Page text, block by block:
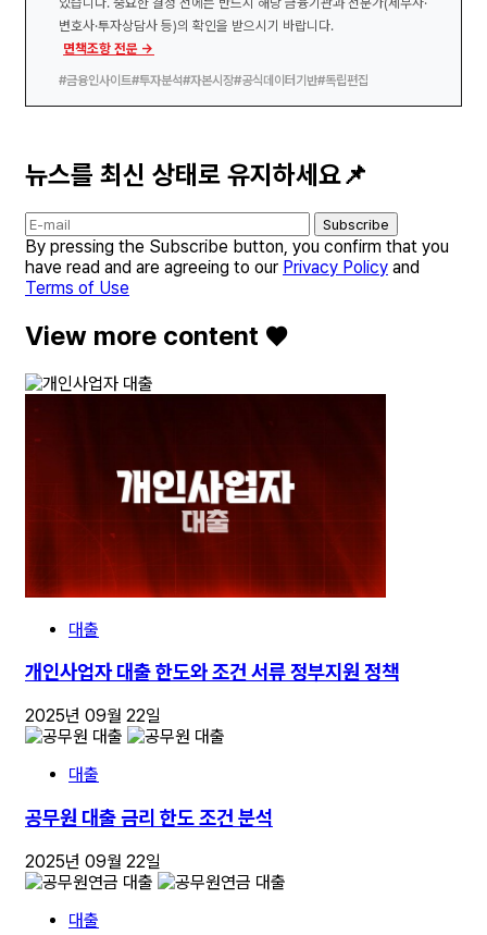
변호사·투자상담사 등)의 확인을 받으시기 바랍니다.
면책조항 전문 →
#금융인사이트#투자분석#자본시장#공식데이터기반#독립편집
뉴스를 최신 상태로 유지하세요📌
Subscribe
By pressing the Subscribe button, you confirm that you
have read and are agreeing to our Privacy Policy and
Terms of Use
View more content ♥️
대출
개인사업자 대출 한도와 조건 서류 정부지원 정책
2025년 09월 22일
대출
공무원 대출 금리 한도 조건 분석
2025년 09월 22일
대출